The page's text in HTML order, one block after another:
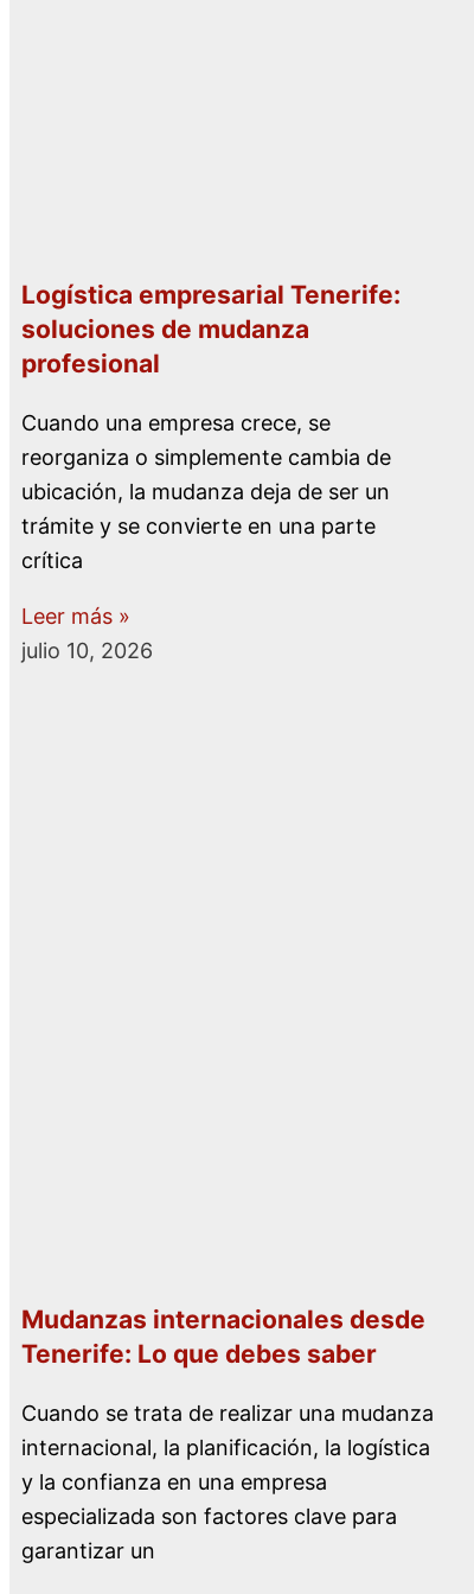
Logística empresarial Tenerife:
soluciones de mudanza
profesional
Cuando una empresa crece, se
reorganiza o simplemente cambia de
ubicación, la mudanza deja de ser un
trámite y se convierte en una parte
crítica
Leer más »
julio 10, 2026
Mudanzas internacionales desde
Tenerife: Lo que debes saber
Cuando se trata de realizar una mudanza
internacional, la planificación, la logística
y la confianza en una empresa
especializada son factores clave para
garantizar un